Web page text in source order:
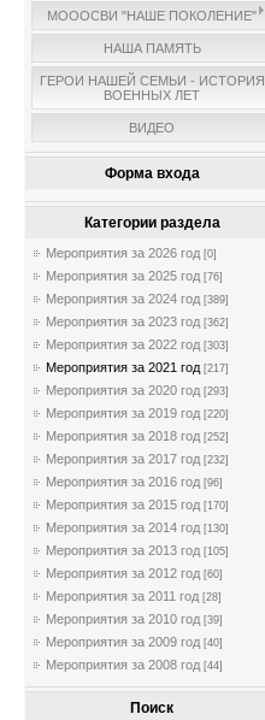
МОООСВИ "НАШЕ ПОКОЛЕНИЕ"
НАША ПАМЯТЬ
ГЕРОИ НАШЕЙ СЕМЬИ - ИСТОРИЯ
ВОЕННЫХ ЛЕТ
ВИДЕО
Форма входа
Категории раздела
Мероприятия за 2026 год [0]
Мероприятия за 2025 год [76]
Мероприятия за 2024 год [389]
Мероприятия за 2023 год [362]
Мероприятия за 2022 год [303]
Мероприятия за 2021 год [217]
Мероприятия за 2020 год [293]
Мероприятия за 2019 год [220]
Мероприятия за 2018 год [252]
Мероприятия за 2017 год [232]
Мероприятия за 2016 год [96]
Мероприятия за 2015 год [170]
Мероприятия за 2014 год [130]
Мероприятия за 2013 год [105]
Мероприятия за 2012 год [60]
Мероприятия за 2011 год [28]
Мероприятия за 2010 год [39]
Мероприятия за 2009 год [40]
Мероприятия за 2008 год [44]
Поиск